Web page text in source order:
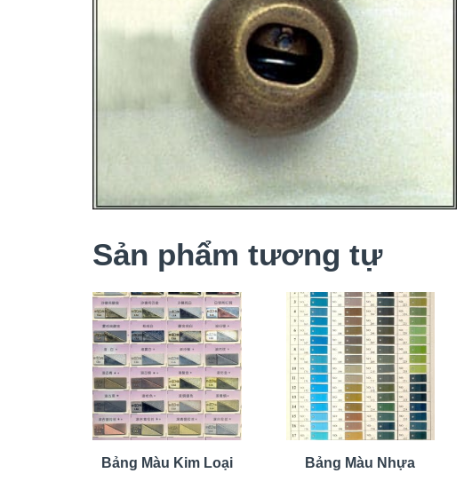
Sản phẩm tương tự
Bảng Màu Kim Loại Bảng Màu Nhựa